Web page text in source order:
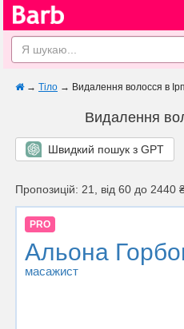
→ Тіло → Видалення волосся в
Видалення
Швидкий пошук з GPT
Пропозицій: 21, від 60 до 2440
PRO
Альона
масажист